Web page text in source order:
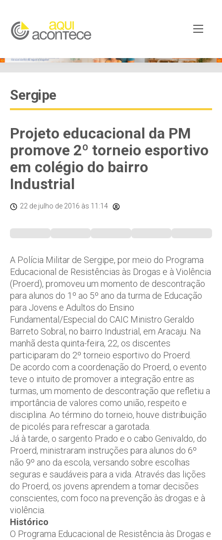
Sergipe
Projeto educacional da PM
promove 2º torneio esportivo
em colégio do bairro
Industrial
22 de julho de 2016 às 11:14
A Polícia Militar de Sergipe, por meio do Programa
Educacional de Resistências às Drogas e à Violência
(Proerd), promoveu um momento de descontração
para alunos do 1º ao 5º ano da turma de Educação
para Jovens e Adultos do Ensino
Fundamental/Especial do CAIC Ministro Geraldo
Barreto Sobral, no bairro Industrial, em Aracaju. Na
manhã desta quinta-feira, 22, os discentes
participaram do 2º torneio esportivo do Proerd.
De acordo com a coordenação do Proerd, o evento
teve o intuito de promover a integração entre as
turmas, um momento de descontração que refletiu a
importância de valores como união, respeito e
disciplina. Ao término do torneio, houve distribuição
de picolés para refrescar a garotada.
Já à tarde, o sargento Prado e o cabo Genivaldo, do
Proerd, ministraram instruções para alunos do 6º
não 9º ano da escola, versando sobre escolhas
seguras e saudáveis para a vida. Através das lições
do Proerd, os jovens aprendem a tomar decisões
conscientes, com foco na prevenção às drogas e à
violência.
Histórico
O Programa Educacional de Resistência às Drogas e